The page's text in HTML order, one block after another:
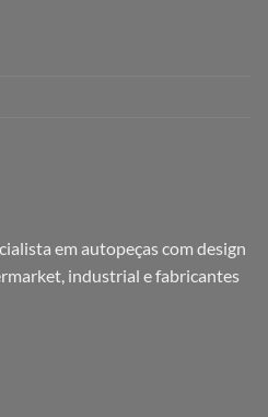
em autopeças com design
industrial e fabricantes